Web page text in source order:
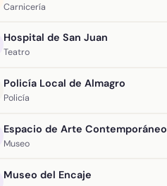
Carnicería
Hospital de San Juan
Teatro
Policía Local de Almagro
Policía
Espacio de Arte Contemporáneo
Museo
Museo del Encaje